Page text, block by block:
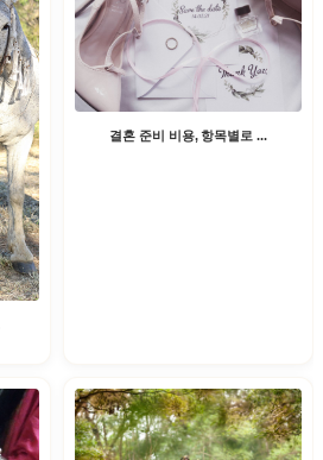
결혼 준비 비용, 항목별로 ...